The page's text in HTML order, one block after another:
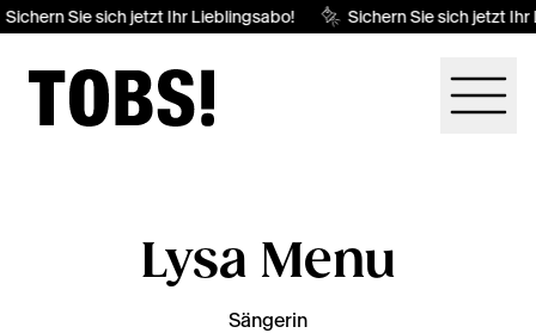
Sichern Sie sich jetzt Ihr Lieblingsabo! Sichern Sie sich jetzt Ihr
Lysa Menu
Sängerin